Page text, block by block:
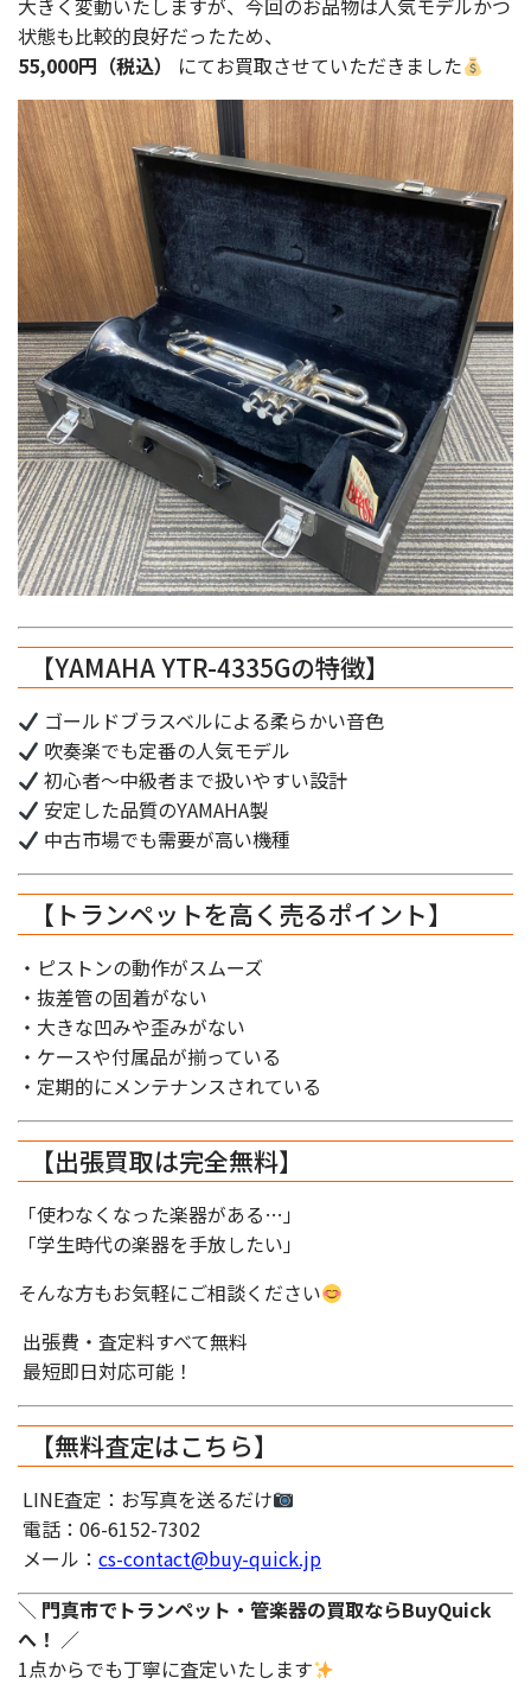
大きく変動いたしますが、今回のお品物は人気モデルかつ
状態も比較的良好だったため、
55,000円（税込）
にてお買取させていただきました
【YAMAHA YTR-4335Gの特徴】
ゴールドブラスベルによる柔らかい音色
吹奏楽でも定番の人気モデル
初心者〜中級者まで扱いやすい設計
安定した品質のYAMAHA製
中古市場でも需要が高い機種
【トランペットを高く売るポイント】
・ピストンの動作がスムーズ
・抜差管の固着がない
・大きな凹みや歪みがない
・ケースや付属品が揃っている
・定期的にメンテナンスされている
【出張買取は完全無料】
「使わなくなった楽器がある…」
「学生時代の楽器を手放したい」
そんな方もお気軽にご相談ください
出張費・査定料すべて無料
最短即日対応可能！
【無料査定はこちら】
LINE査定：お写真を送るだけ
電話：06-6152-7302
メール： cs-contact@buy-quick.jp
＼ 門真市でトランペット・管楽器の買取ならBuyQuick
へ！ ／
1点からでも丁寧に査定いたします